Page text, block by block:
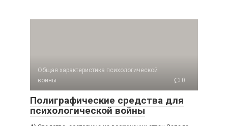
Общая характеристика психологической
войны
0
Полиграфические средства для
психологической войны